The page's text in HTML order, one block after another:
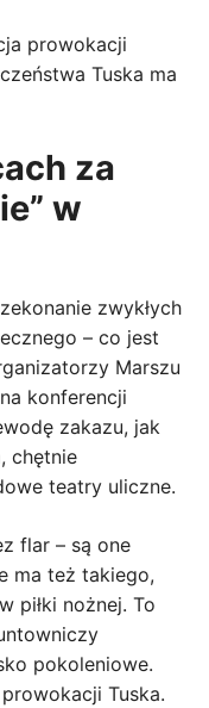
prowokacji
Tuska ma
za
w
zwykłych
– co jest
Marszu
konferencji
zakazu, jak
chętnie
teatry uliczne.
flar – są one
ma też takiego,
piłki nożnej. To
pokoleniowe.
Tuska.